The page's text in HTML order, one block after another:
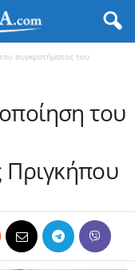
συγκροτήματος του
του